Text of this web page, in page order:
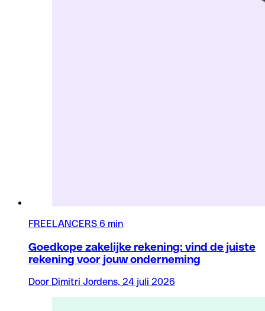
FREELANCERS 6 min
Goedkope zakelijke rekening: vind de juiste
rekening voor jouw onderneming
Door Dimitri Jordens, 24 juli 2026